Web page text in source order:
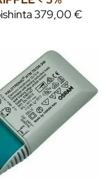
379,00 €